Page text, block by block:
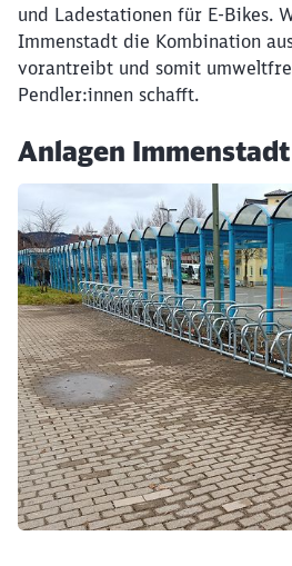
und Ladestationen für E-Bikes.
Immenstadt die Kombination
vorantreibt und somit
Pendler:innen schafft.
Anlagen Immenstadt
Klicken, um den folgenden
Möchten Sie zu
werden?
Abbrechen